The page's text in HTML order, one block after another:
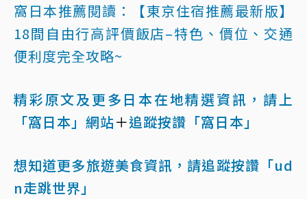
窩日本推薦閱讀：
【東京住宿推薦最新版】
18間自由行高評價飯店–特色、價位、交通
便利度完全攻略~
精彩原文及更多日本在地精選資訊，請上
「窩日本」網站＋追蹤按讚「窩日本」
想知道更多旅遊美食資訊，請追蹤按讚「ud
n走跳世界」